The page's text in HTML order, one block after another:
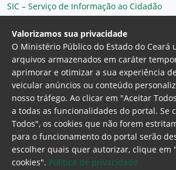
SIC – Serviço de Informação ao Cidadão
Plantão MP do Ceará
Secretaria Geral
Ministério Público do
Procuradoria Geral de
Albuquerque Lima, 130 -
Valorizamos sua privacidade
O Ministério Público do Estado do Ceará
arquivos armazenados em caráter
aprimorar e otimizar a sua experiência
veicular anúncios ou conteúdo
nosso tráfego. Ao clicar em "Aceitar
a todas as funcionalidades do portal. Se
Todos", os cookies que não forem
para o funcionamento do portal serão
escolher quais quer autorizar, clique em
cookies". Politica de privacidade